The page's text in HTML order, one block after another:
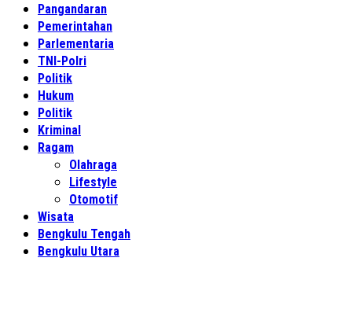
Pangandaran
Pemerintahan
Parlementaria
TNI-Polri
Politik
Hukum
Politik
Kriminal
Ragam
Olahraga
Lifestyle
Otomotif
Wisata
Bengkulu Tengah
Bengkulu Utara